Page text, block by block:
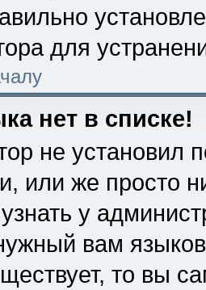
для
нет в списке!
не установил
или же просто
у
вам
то вы